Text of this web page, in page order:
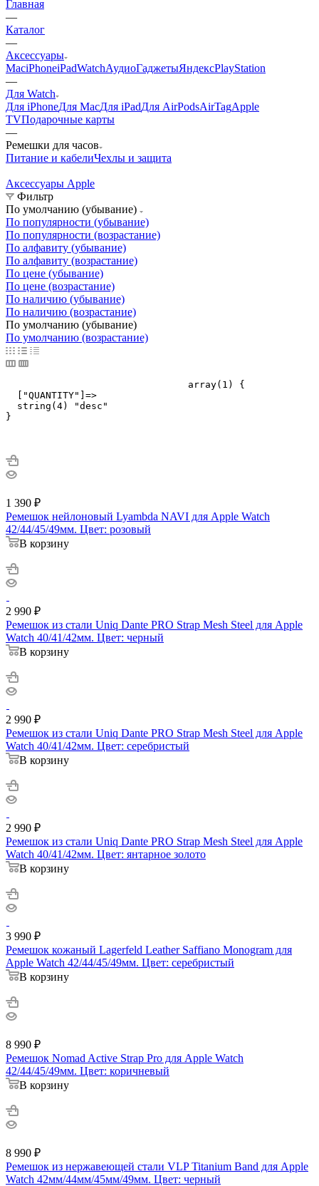
Главная
—
Каталог
—
Аксессуары
MaciPhoneiPadWatchАудиоГаджетыЯндексPlayStation
—
Для Watch
Для iPhoneДля MacДля iPadДля AirPodsAirTagApple
TVПодарочные карты
—
Ремешки для часов
Питание и кабелиЧехлы и защита
Аксессуары Apple
Фильтр
По умолчанию (убывание)
По популярности (убывание)
По популярности (возрастание)
По алфавиту (убывание)
По алфавиту (возрастание)
По цене (убывание)
По цене (возрастание)
По наличию (убывание)
По наличию (возрастание)
По умолчанию (убывание)
По умолчанию (возрастание)
  ["QUANTITY"]=>
  string(4) "desc"
}
1 390 ₽
Ремешок нейлоновый Lyambda NAVI для Apple Watch
42/44/45/49мм. Цвет: розовый
В корзину
2 990 ₽
Ремешок из стали Uniq Dante PRO Strap Mesh Steel для Apple
Watch 40/41/42мм. Цвет: черный
В корзину
2 990 ₽
Ремешок из стали Uniq Dante PRO Strap Mesh Steel для Apple
Watch 40/41/42мм. Цвет: серебристый
В корзину
2 990 ₽
Ремешок из стали Uniq Dante PRO Strap Mesh Steel для Apple
Watch 40/41/42мм. Цвет: янтарное золото
В корзину
3 990 ₽
Ремешок кожаный Lagerfeld Leather Saffiano Monogram для
Apple Watch 42/44/45/49мм. Цвет: серебристый
В корзину
8 990 ₽
Ремешок Nomad Active Strap Pro для Apple Watch
42/44/45/49мм. Цвет: коричневый
В корзину
8 990 ₽
Ремешок из нержавеющей стали VLP Titanium Band для Apple
Watch 42мм/44мм/45мм/49мм. Цвет: черный